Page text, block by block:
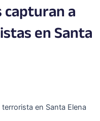
capturan a
en Santa